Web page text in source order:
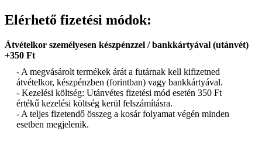
Elérhető fizetési módok:
Átvételkor személyesen készpénzzel / bankkártyával (utánvét)
+350 Ft
- A megvásárolt termékek árát a futárnak kell kifizetned
átvételkor, készpénzben (forintban) vagy bankkártyával.
- Kezelési költség: Utánvétes fizetési mód esetén 350 Ft
értékű kezelési költség kerül felszámításra.
- A teljes fizetendő összeg a kosár folyamat végén minden
esetben megjelenik.